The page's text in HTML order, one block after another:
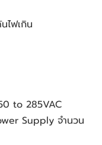
ไฟเกิน
to 285VAC
Supply จำนวน